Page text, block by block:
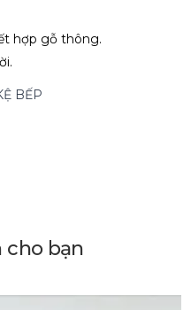
hợp gỗ thông.
BẾP
cho bạn